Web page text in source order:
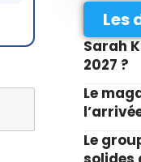
Les
Sarah
2027 ?
Le
Le